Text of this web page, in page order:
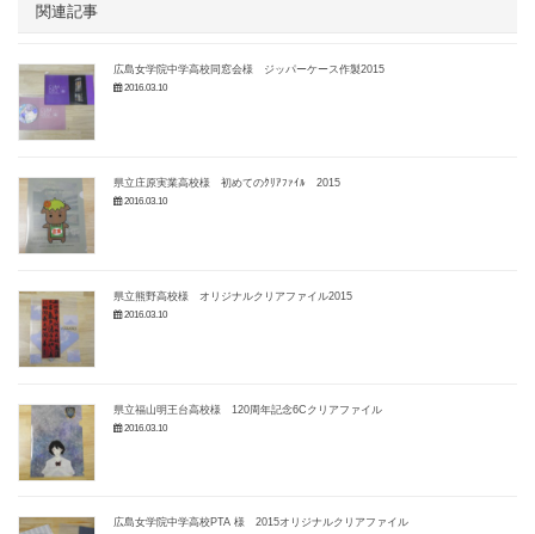
関連記事
広島女学院中学高校同窓会様 ジッパーケース作製2015
2016.03.10
県立庄原実業高校様 初めてのｸﾘｱﾌｧｲﾙ 2015
2016.03.10
県立熊野高校様 オリジナルクリアファイル2015
2016.03.10
県立福山明王台高校様 120周年記念6Cクリアファイル
2016.03.10
広島女学院中学高校PTA 様 2015オリジナルクリアファイル